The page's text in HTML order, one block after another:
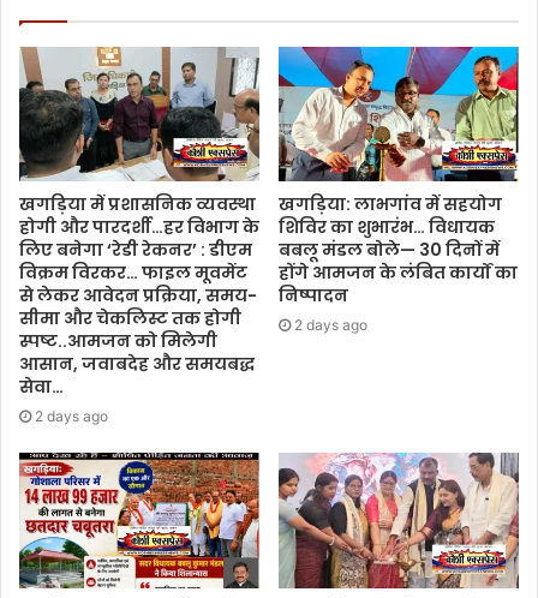
खगड़िया में प्रशासनिक व्यवस्था
होगी और पारदर्शी…हर विभाग के
लिए बनेगा ‘रेडी रेकनर’ : डीएम
विक्रम विरकर… फाइल मूवमेंट
से लेकर आवेदन प्रक्रिया, समय-
सीमा और चेकलिस्ट तक होगी
स्पष्ट..आमजन को मिलेगी
आसान, जवाबदेह और समयबद्ध
सेवा…
2 days ago
खगड़िया: लाभगांव में सहयोग
शिविर का शुभारंभ… विधायक
बबलू मंडल बोले— 30 दिनों में
होंगे आमजन के लंबित कार्यों का
निष्पादन
2 days ago